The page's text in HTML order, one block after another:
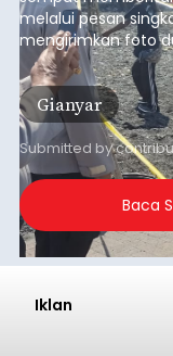
melalui pesan
mengirimkan foto
istrinya.
Gianyar
Submitted by
Baca
Iklan